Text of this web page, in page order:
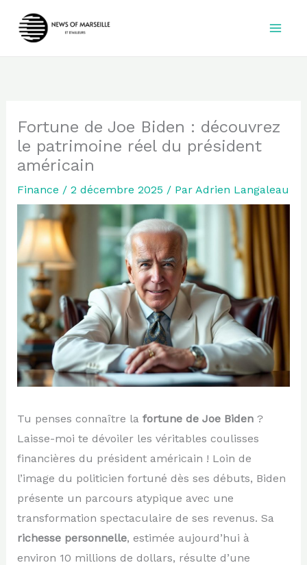
Fortune de Joe Biden : découvrez
le patrimoine réel du président
américain
Finance / 2 décembre 2025 / Par Adrien Langaleau
Tu penses connaître la fortune de Joe Biden?
Laisse-moi te dévoiler les véritables coulisses
financières du président américain ! Loin de
l’image du politicien fortuné dès ses débuts, Biden
présente un parcours atypique avec une
transformation spectaculaire de ses revenus. Sa
richesse personnelle, estimée aujourd’hui à
environ 10 millions de dollars, résulte d’une